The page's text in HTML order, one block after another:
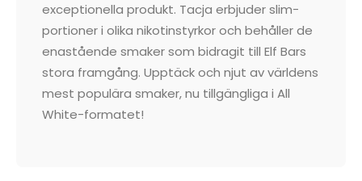
exceptionella produkt. Tacja erbjuder slim-
portioner i olika nikotinstyrkor och behåller de
enastående smaker som bidragit till Elf Bars
stora framgång. Upptäck och njut av världens
mest populära smaker, nu tillgängliga i All
White-formatet!